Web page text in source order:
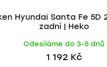
Hyundai Santa Fe 5D
zadní | Heko
Odesíláme do 3-5 dnů
1 192 Kč